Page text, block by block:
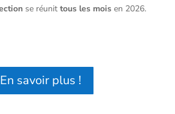
se réunittous les moisen 2026.
En savoir plus !